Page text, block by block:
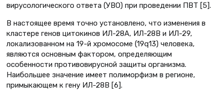
вирусологического ответа (УВО) при проведении ПВТ [5].
В настоящее время точно установлено, что изменения в
кластере генов цитокинов ИЛ-28А, ИЛ-28B и ИЛ-29,
локализованном на 19-й хромосоме (19q13) человека,
являются основным фактором, определяющим
особенности противовирусной защиты организма.
Наибольшее значение имеет полиморфизм в регионе,
примыкающем к гену ИЛ-28B [6].